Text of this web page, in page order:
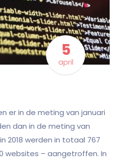
5
april
er in de meting van januari
dan in de meting van
2018 werden in totaal 767
websites – aangetroffen. In